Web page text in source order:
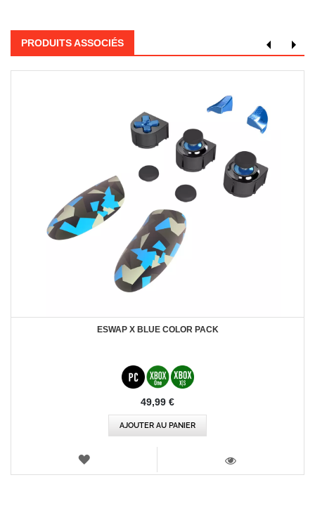
PRODUITS ASSOCIÉS
ESWAP X BLUE COLOR PACK
49,99 €
AJOUTER AU PANIER
AJOUTER